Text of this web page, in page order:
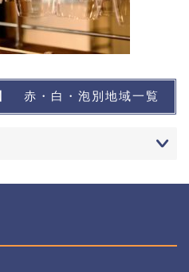
赤・白・泡別地域一覧
出に残るワイン